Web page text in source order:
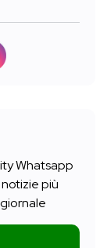
Whatsapp
più